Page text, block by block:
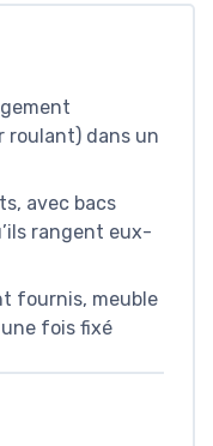
roulant) dans un
avec bacs
rangent eux-
fournis, meuble
fois fixé